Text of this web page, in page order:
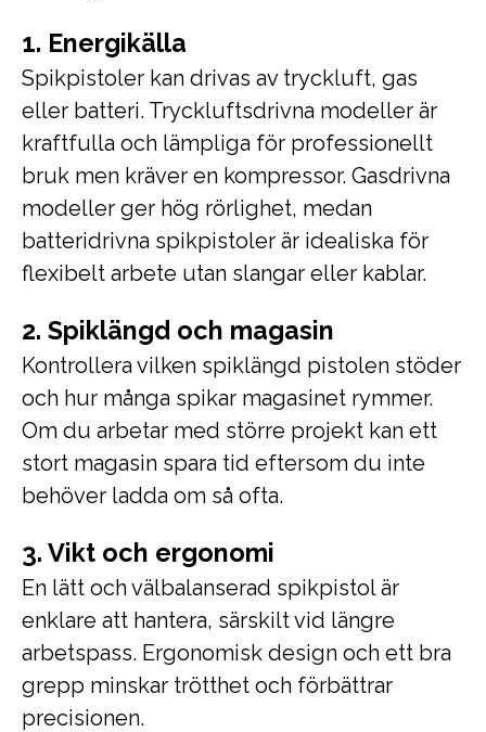
1. Energikälla
Spikpistoler kan drivas av tryckluft, gas
eller batteri. Tryckluftsdrivna modeller är
kraftfulla och lämpliga för professionellt
bruk men kräver en kompressor. Gasdrivna
modeller ger hög rörlighet, medan
batteridrivna spikpistoler är idealiska för
flexibelt arbete utan slangar eller kablar.
2. Spiklängd och magasin
Kontrollera vilken spiklängd pistolen stöder
och hur många spikar magasinet rymmer.
Om du arbetar med större projekt kan ett
stort magasin spara tid eftersom du inte
behöver ladda om så ofta.
3. Vikt och ergonomi
En lätt och välbalanserad spikpistol är
enklare att hantera, särskilt vid längre
arbetspass. Ergonomisk design och ett bra
grepp minskar trötthet och förbättrar
precisionen.